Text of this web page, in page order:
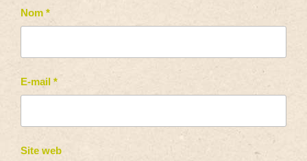
Nom *
E-mail *
Site web